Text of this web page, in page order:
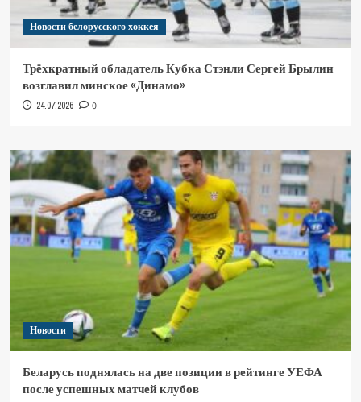
Новости белорусского хоккея
Трёхкратный обладатель Кубка Стэнли Сергей Брылин
возглавил минское «Динамо»
24.07.2026 0
Новости
Беларусь поднялась на две позиции в рейтинге УЕФА
после успешных матчей клубов